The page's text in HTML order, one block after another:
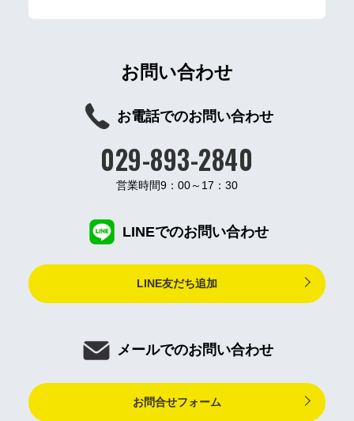
お問い合わせ
お電話でのお問い合わせ
029-893-2840
営業時間9：00～17：30
LINEでのお問い合わせ
LINE友だち追加
メールでのお問い合わせ
お問合せフォーム